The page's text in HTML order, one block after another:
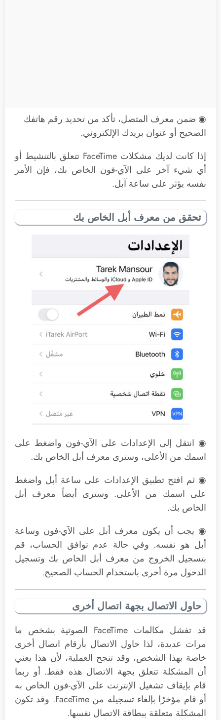
◉ ضمن معرف المتصل، تأكد من تحديد رقم هاتفك
الصحيح أو عنوان بريدك الإلكتروني.
إذا كانت لديك مشكلات FaceTime تتعلق بالتنشيط أو
أي شيء آخر على الآي-فون الخاص بك، فإن الأمر
نفسه يؤثر على ساعة آبل.
تحقق من معرف أبل الخاص بك
◉ انتقل إلى الإعدادات على الآي-فون واضغط على
اسمك من الأعلى، وسترى معرف أبل الخاص بك.
◉ ثم افتح تطبيق الإعدادات على ساعة أبل واضغط
على اسمك من الأعلى. وسترى أيضاً معرف أبل
الخاص بك.
◉ يجب أن يكون معرف أبل على الآي-فون وساعة
أبل هو نفسه. وفي حالة عدم توافق الحساب، قم
بتسجيل الخروج من معرف أبل الخاص بك وتسجيل
الدخول مرة أخرى باستخدام الحساب الصحيح.
حاول الاتصال بجهة اتصال أخرى
قد تفشل مكالمات FaceTime الصوتية بشخص ما
مرات عديدة، لذا حاول الاتصال بأرقام اتصال أخرى
خاصة بهذا الشخص، وقد تنجح العملية، لأن هذا يعني
أن المشكلة تتعلق بجهة الاتصال هذه فقط. أو ربما
قام بإيقاف تشغيل الإنترنت على الآي-فون الخاص به
أو قام مؤخرًا بإلغاء تسجيله من FaceTime. وقد تكون
المشكلة متعلقة ببطاقة الاتصال نفسها.